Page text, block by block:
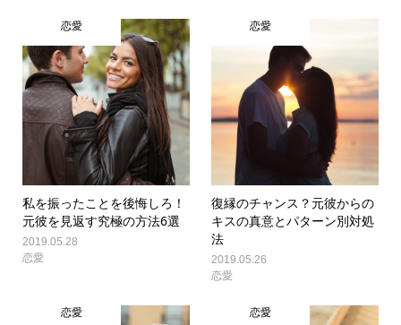
恋愛
私を振ったことを後悔しろ！
元彼を見返す究極の方法6選
2019.05.28
恋愛
恋愛
復縁のチャンス？元彼からの
キスの真意とパターン別対処
法
2019.05.26
恋愛
恋愛 恋愛